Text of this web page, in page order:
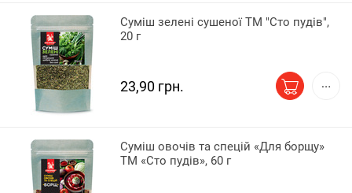
Суміш зелені сушеної ТМ "Сто пудів",
20 г
23,90 грн.
Суміш овочів та спецій «Для борщу»
ТМ «Сто пудів», 60 г